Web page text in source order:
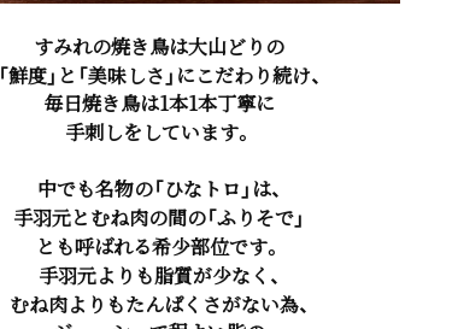
すみれの焼き鳥は大山どりの
「鮮度」と「美味しさ」にこだわり続け、
毎日焼き鳥は1本1本丁寧に
手刺しをしています。
中でも名物の「ひなトロ」は、
手羽元とむね肉の間の「ふりそで」
とも呼ばれる希少部位です。
手羽元よりも脂質が少なく、
むね肉よりもたんぱくさがない為、